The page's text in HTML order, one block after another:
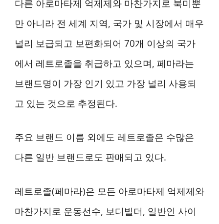
다른 아로마타제 억제제와 마찬가지로 북미뿐
만 아니라 전 세계 지역, 국가 및 시장에서 매우
널리 보급되고 보편화되어 70개 이상의 국가
에서 레트로졸을 취급하고 있으며, 페마라는
브랜드명이 가장 인기 있고 가장 널리 사용되
고 있는 것으로 추정된다.
주요 브랜드 이름 외에도 레트로졸은 수많은
다른 일반 브랜드로도 판매되고 있다.
레트로졸(페마라)은 모든 아로마타제 억제제와
마찬가지로 운동선수, 보디빌더, 일반인 사이